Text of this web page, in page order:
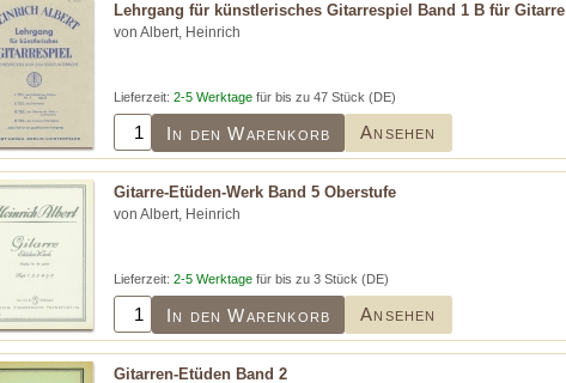
Lehrgang für künstlerisches Gitarrespiel Band 1 B für Gitarre
von Albert, Heinrich
Lieferzeit: 2-5 Werktage für bis zu 47 Stück (DE)
In den Warenkorb Ansehen
Gitarre-Etüden-Werk Band 5 Oberstufe
von Albert, Heinrich
Lieferzeit: 2-5 Werktage für bis zu 3 Stück (DE)
In den Warenkorb Ansehen
Gitarren-Etüden Band 2